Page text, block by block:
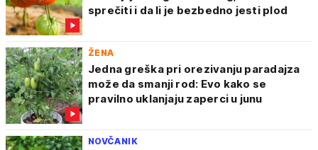
sprečiti i da li je bezbedno jesti plod
ŽENA
Jedna greška pri orezivanju paradajza
može da smanji rod: Evo kako se
pravilno uklanjaju zaperci u junu
NOVČANIK